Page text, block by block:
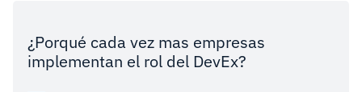
¿Porqué cada vez mas empresas
implementan el rol del DevEx?